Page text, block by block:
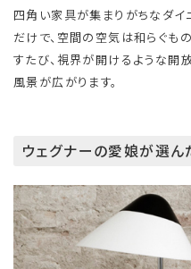
四角い家具が集まりがちなダイ
だけで、空間の空気は和らぐも
すたび、視界が開けるような開
風景が広がります。
ウェグナーの愛娘が選ん